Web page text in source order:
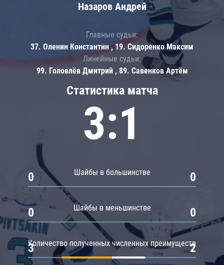
Статистика матча
3:1
Шайбы в большинстве
0 0
Шайбы в меньшинстве
0 0
Количество полученных численных преимуществ
3 2
Назаров Андрей
Главные судьи:
37. Оленин Константин , 19. Сидоренко Максим
Линейные судьи:
99. Головлёв Дмитрий , 89. Савенков Артём